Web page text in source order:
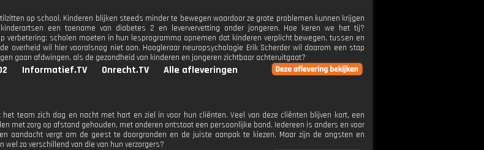
op school. Kinderen blijken steeds minder te bewegen waardoor ze grote problemen kunnen krijgen
een toename van diabetes 2 en leververvetting onder jongeren. Hoe keren we het tij?
verbetering: scholen moeten in hun lesprogramma opnemen dat kinderen verplicht bewegen, tussen en
overheid wil hier vooralsnog niet aan. Hoogleraar neuropsychologie Erik Scherder wil daarom een stap
gaan afdwingen, als de gezondheid van kinderen en jongeren zichtbaar achteruitgaat?
Informatief.TV Onrecht.TV Alle afleveringen
team zich dag en nacht met hart en ziel in voor hun cliënten. Veel van deze cliënten blijven kort, een
met zorg op afstand gehouden, met anderen ontstaat een persoonlijke band. Iedereen is anders en voor
aandacht vergt om de geest te doorgronden en de juiste aanpak te kiezen. Maar zijn de angsten en
wel zo verschillend van die van hun verzorgers?